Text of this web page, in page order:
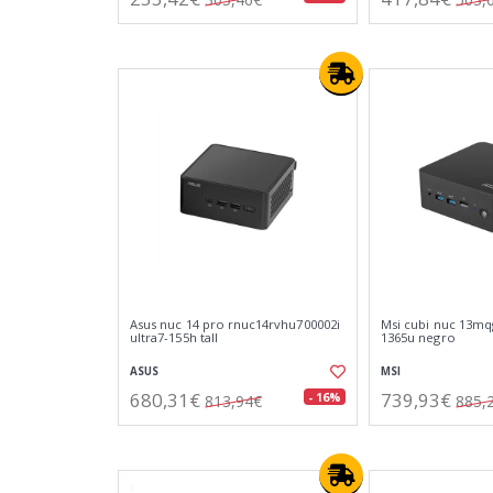
Asus nuc 14 pro rnuc14rvhu700002i
ultra7-155h tall
ASUS
680,31€ 813,94€ - 16%
Msi cubi nuc
1365u negro
MSI
739,93€